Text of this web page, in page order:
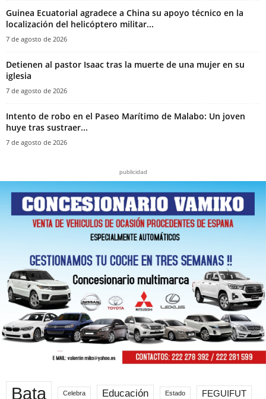
Guinea Ecuatorial agradece a China su apoyo técnico en la
localización del helicóptero militar...
7 de agosto de 2026
‎Detienen al pastor Isaac tras la muerte de una mujer en su
iglesia‎
7 de agosto de 2026
Intento de robo en el Paseo Marítimo de Malabo: Un joven
huye tras sustraer...
7 de agosto de 2026
publicidad
Bata Celebra Educación Estado FEGUIFUT